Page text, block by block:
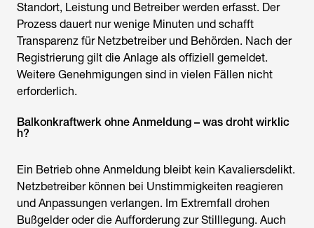
Standort, Leistung und Betreiber werden erfasst. Der
Prozess dauert nur wenige Minuten und schafft
Transparenz für Netzbetreiber und Behörden. Nach der
Registrierung gilt die Anlage als offiziell gemeldet.
Weitere Genehmigungen sind in vielen Fällen nicht
erforderlich.
Balkonkraftwerk ohne Anmeldung – was droht wirklic
h?
Ein Betrieb ohne Anmeldung bleibt kein Kavaliersdelikt.
Netzbetreiber können bei Unstimmigkeiten reagieren
und Anpassungen verlangen. Im Extremfall drohen
Bußgelder oder die Aufforderung zur Stilllegung. Auch